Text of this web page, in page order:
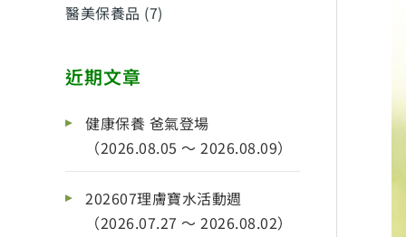
醫美保養品 (7)
近期文章
健康保養 爸氣登場
（2026.08.05 ～ 2026.08.09）
202607理膚寶水活動週
（2026.07.27 ～ 2026.08.02）